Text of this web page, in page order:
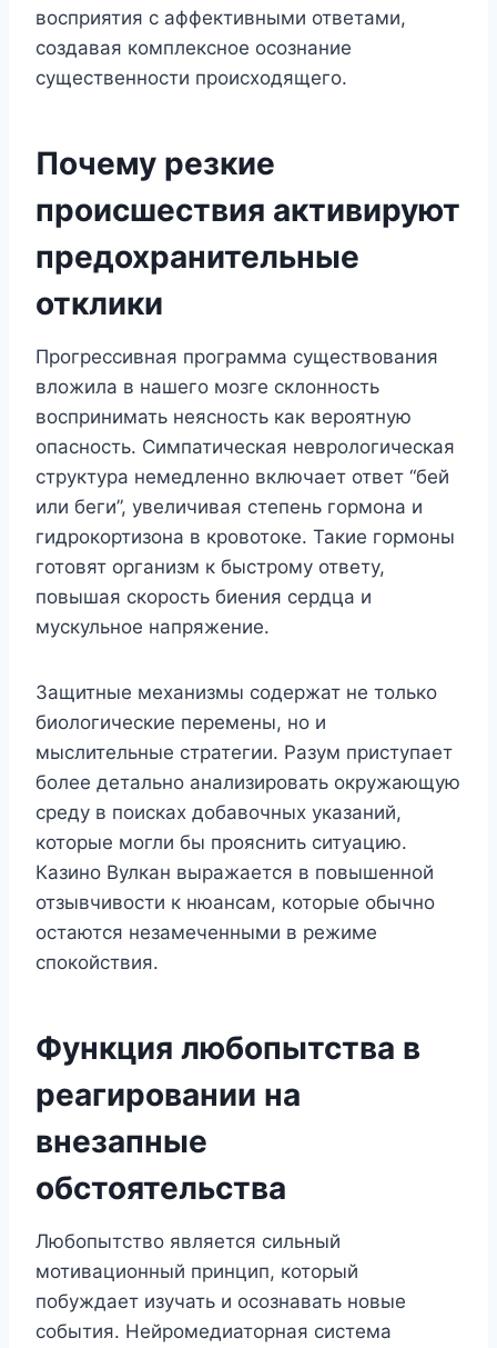
восприятия с аффективными ответами,
создавая комплексное осознание
существенности происходящего.
Почему резкие
происшествия активируют
предохранительные
отклики
Прогрессивная программа существования
вложила в нашего мозге склонность
воспринимать неясность как вероятную
опасность. Симпатическая неврологическая
структура немедленно включает ответ “бей
или беги”, увеличивая степень гормона и
гидрокортизона в кровотоке. Такие гормоны
готовят организм к быстрому ответу,
повышая скорость биения сердца и
мускульное напряжение.
Защитные механизмы содержат не только
биологические перемены, но и
мыслительные стратегии. Разум приступает
более детально анализировать окружающую
среду в поисках добавочных указаний,
которые могли бы прояснить ситуацию.
Казино Вулкан выражается в повышенной
отзывчивости к нюансам, которые обычно
остаются незамеченными в режиме
спокойствия.
Функция любопытства в
реагировании на
внезапные
обстоятельства
Любопытство является сильный
мотивационный принцип, который
побуждает изучать и осознавать новые
события. Нейромедиаторная система